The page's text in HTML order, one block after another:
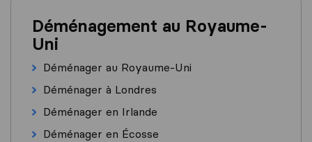
Déménagement au Royaume-
Uni
Déménager au Royaume-Uni
Déménager à Londres
Déménager en Irlande
Déménager en Écosse